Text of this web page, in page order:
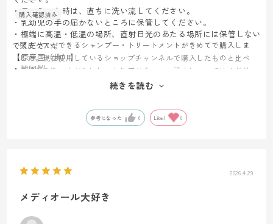
・目に入った時は、直ちに洗い流してください。
・乳幼児の手の届かないところに保管してください。
・極端に高温・低温の場所、直射日光のあたる場所には保管しない
でください。
【原産国（地）】
・韓国製
頭皮ケアができるシャンプー・トリートメントがきめてで購入しま
した。現在使用しているショップチャンネルで購入したものと比べ
て、髪の洗い上がりにしっとり感が今一つ。頭皮についてはまだ効
果が見いだせないです。2セット使い続けたときにその効果が出る
続きを読む
参考になった 0 Like! 0
2026.4.29
メディオール大好き